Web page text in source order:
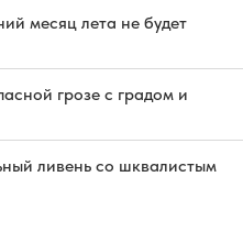
месяц лета не будет
грозе с градом и
ливень со шквалистым